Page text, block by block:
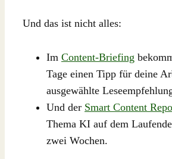
Und das ist nicht alles:
Im Content-Briefing
Tage einen Tipp für deine
ausgewählte
Und der Smart Content
Thema KI auf dem
zwei Wochen.